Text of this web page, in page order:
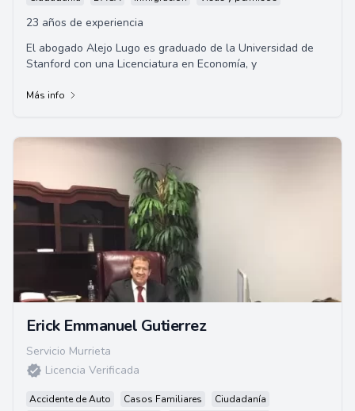
23 años de experiencia
El abogado Alejo Lugo es graduado de la Universidad de
Stanford con una Licenciatura en Economía, y
Más info
Erick Emmanuel Gutierrez
Servicio Murrieta
Licencia Verificada
Accidente de Auto Casos Familiares
Ciudadanía